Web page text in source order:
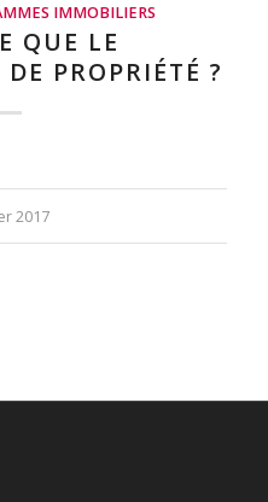
IMMOBILIERS
QUE LE
PROPRIÉTÉ ?
2017